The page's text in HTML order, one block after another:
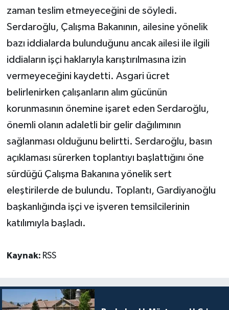
zaman teslim etmeyeceğini de söyledi.
Serdaroğlu, Çalışma Bakanının, ailesine yönelik
bazı iddialarda bulunduğunu ancak ailesi ile ilgili
iddiaların işçi haklarıyla karıştırılmasına izin
vermeyeceğini kaydetti. Asgari ücret
belirlenirken çalışanların alım gücünün
korunmasının önemine işaret eden Serdaroğlu,
önemli olanın adaletli bir gelir dağılımının
sağlanması olduğunu belirtti. Serdaroğlu, basın
açıklaması sürerken toplantıyı başlattığını öne
sürdüğü Çalışma Bakanına yönelik sert
eleştirilerde de bulundu. Toplantı, Gardiyanoğlu
başkanlığında işçi ve işveren temsilcilerinin
katılımıyla başladı.
Kaynak: RSS